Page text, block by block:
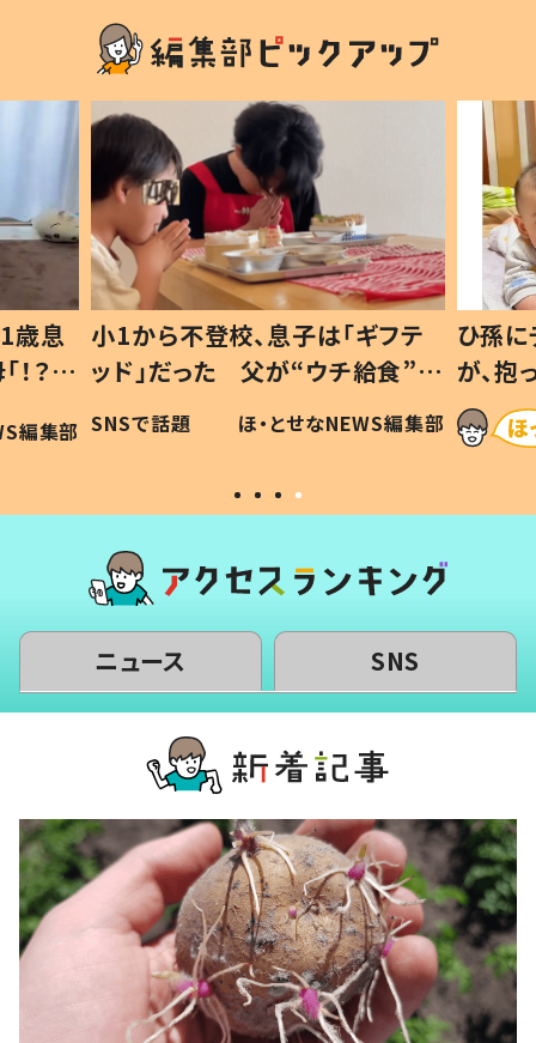
歳息
？」
編集部
小1から不登校、息子は「ギフテ
ッド」だった 父が“ウチ給食”を
作り続ける理由とは #令和の親
#令和の子
SNSで話題 ほ・とせなNEWS編集部
ひ孫
が、
「涙が
い」
ニュース SNS